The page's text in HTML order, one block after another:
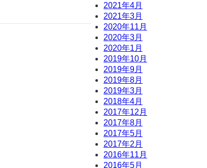
2021年4月
2021年3月
2020年11月
2020年3月
2020年1月
2019年10月
2019年9月
2019年8月
2019年3月
2018年4月
2017年12月
2017年8月
2017年5月
2017年2月
2016年11月
2016年5月